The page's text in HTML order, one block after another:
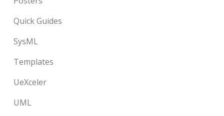
Quick Guides
SysML
Templates
UeXceler
UML